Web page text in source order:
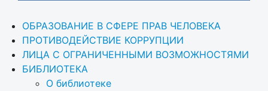
ОБРАЗОВАНИЕ В СФЕРЕ ПРАВ ЧЕЛОВЕКА
ПРОТИВОДЕЙСТВИЕ КОРРУПЦИИ
ЛИЦА С ОГРАНИЧЕННЫМИ ВОЗМОЖНОСТЯМИ
БИБЛИОТЕКА
О библиотеке